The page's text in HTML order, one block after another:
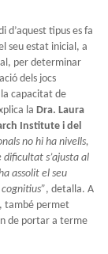
d’aquest tipus es fa
seu estat inicial, a
per determinar
dels jocs
capacitat de
la Dra. Laura
Institute i del
no hi ha nivells,
s’ajusta al
assolit el seu
, detalla. A
també permet
de portar a terme